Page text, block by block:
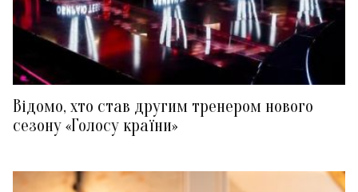
Відомо, хто став другим тренером нового
сезону «Голосу країни»